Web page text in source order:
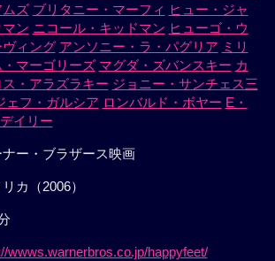
ムズ ブリタニー・マーフィ ヒュー・ジャ
マン ニコール・キッドマン ヒューゴ・ウ
ヴィング アンソニー・ラ・パグリア ミリ
・マーゴリーズ マグダ・ズバンスキー カ
ス・アラズラキー ジョニー・サンチェス三
ェフ・ガルシア ロンバルド・ボヤー E・
イリー
ナー・ブラザース映画
カ（2006）
wwws.warnerbros.co.jp/happyfeet/